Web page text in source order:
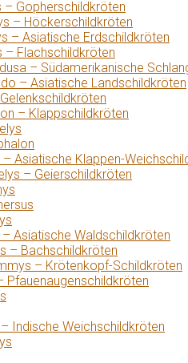
– Gopherschildkröten
– Höckerschildkröten
– Asiatische Erdschildkröten
– Flachschildkröten
– Südamerikanische
– Asiatische Landschildkröten
– Klappschildkröten
Asiatische Klappen-
– Geierschildkröten
Asiatische Waldschildkröten
– Bachschildkröten
– Krötenkopf-Schildkröten
Pfauenaugenschildkröten
Indische Weichschildkröten